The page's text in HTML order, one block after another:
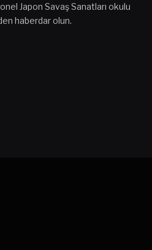
Japon Savaş Sanatları okulu
haberdar olun.